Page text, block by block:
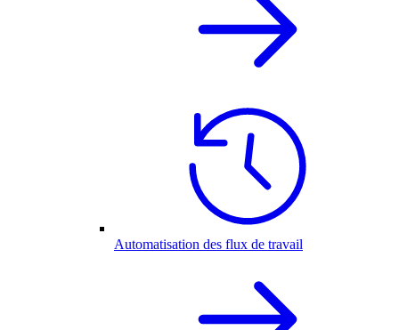
Automatisation des flux de travail